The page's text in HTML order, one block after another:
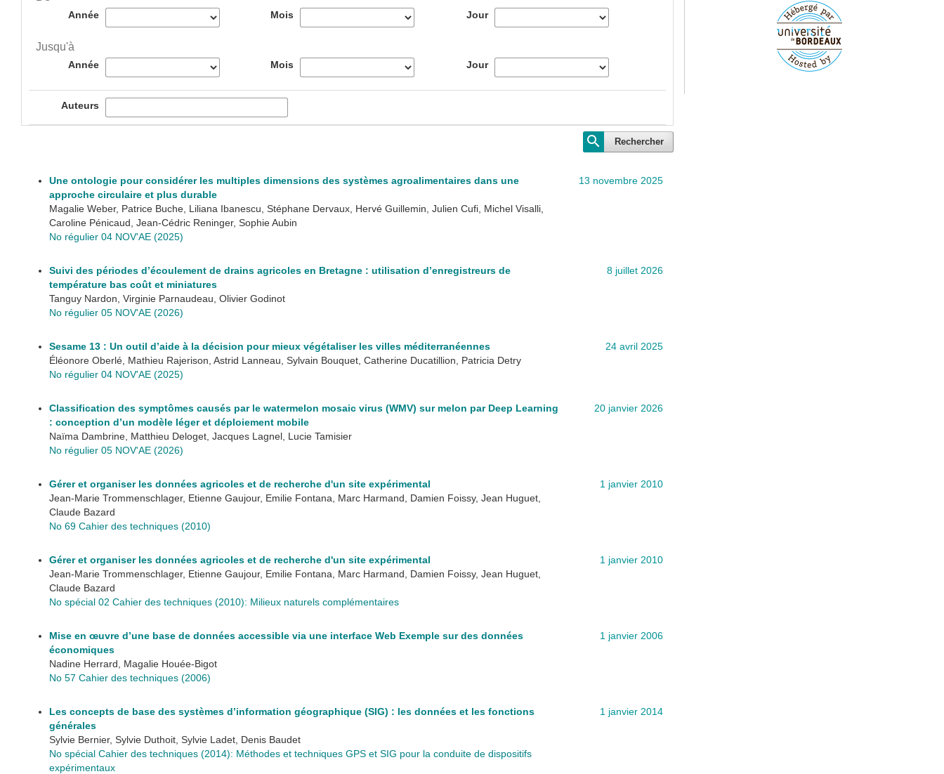
Année Mois Jour
Jusqu'à
Année Mois Jour
Auteurs
Rechercher
13 novembre 2025
Une ontologie pour considérer les multiples dimensions des systèmes agroalimentaires dans une
approche circulaire et plus durable
Magalie Weber, Patrice Buche, Liliana Ibanescu, Stéphane Dervaux, Hervé Guillemin, Julien Cufi, Michel Visalli,
Caroline Pénicaud, Jean-Cédric Reninger, Sophie Aubin
No régulier 04 NOV'AE (2025)
8 juillet 2026
Suivi des périodes d’écoulement de drains agricoles en Bretagne : utilisation d’enregistreurs de
température bas coût et miniatures
Tanguy Nardon, Virginie Parnaudeau, Olivier Godinot
No régulier 05 NOV'AE (2026)
24 avril 2025
Sesame 13 : Un outil d’aide à la décision pour mieux végétaliser les villes méditerranéennes
Éléonore Oberlé, Mathieu Rajerison, Astrid Lanneau, Sylvain Bouquet, Catherine Ducatillion, Patricia Detry
No régulier 04 NOV'AE (2025)
20 janvier 2026
Classification des symptômes causés par le watermelon mosaic virus (WMV) sur melon par Deep Learning
: conception d’un modèle léger et déploiement mobile
Naïma Dambrine, Matthieu Deloget, Jacques Lagnel, Lucie Tamisier
No régulier 05 NOV'AE (2026)
1 janvier 2010
Gérer et organiser les données agricoles et de recherche d'un site expérimental
Jean-Marie Trommenschlager, Etienne Gaujour, Emilie Fontana, Marc Harmand, Damien Foissy, Jean Huguet,
Claude Bazard
No 69 Cahier des techniques (2010)
1 janvier 2010
Gérer et organiser les données agricoles et de recherche d'un site expérimental
Jean-Marie Trommenschlager, Etienne Gaujour, Emilie Fontana, Marc Harmand, Damien Foissy, Jean Huguet,
Claude Bazard
No spécial 02 Cahier des techniques (2010): Milieux naturels complémentaires
1 janvier 2006
Mise en œuvre d’une base de données accessible via une interface Web Exemple sur des données
économiques
Nadine Herrard, Magalie Houée-Bigot
No 57 Cahier des techniques (2006)
1 janvier 2014
Les concepts de base des systèmes d’information géographique (SIG) : les données et les fonctions
générales
Sylvie Bernier, Sylvie Duthoit, Sylvie Ladet, Denis Baudet
No spécial Cahier des techniques (2014): Méthodes et techniques GPS et SIG pour la conduite de dispositifs
expérimentaux